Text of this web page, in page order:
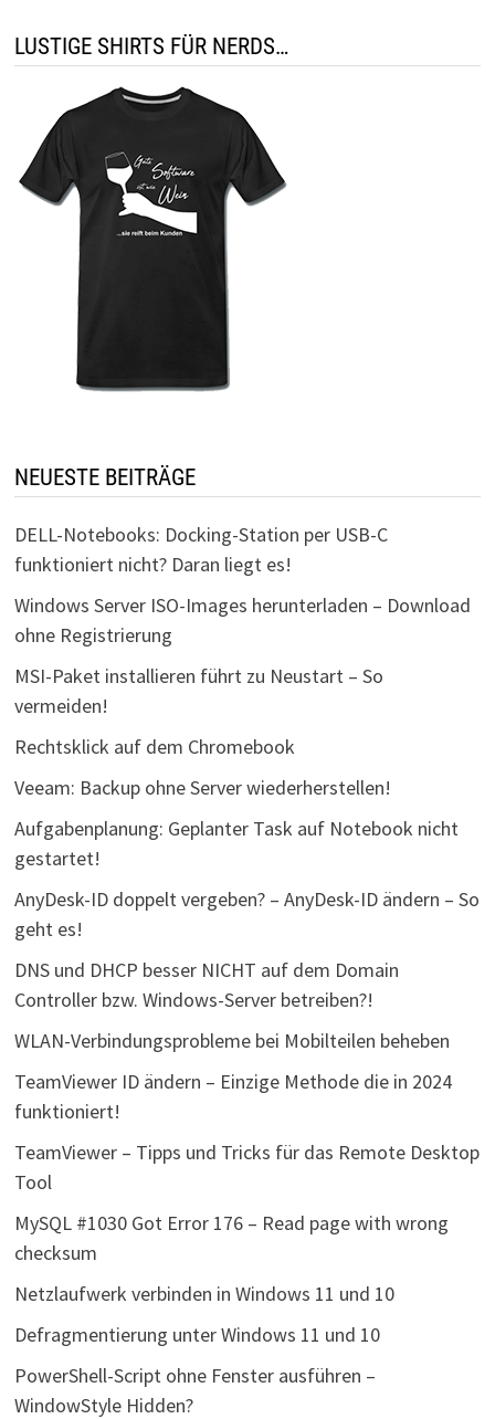
LUSTIGE SHIRTS FÜR NERDS…
NEUESTE BEITRÄGE
DELL-Notebooks: Docking-Station per USB-C
funktioniert nicht? Daran liegt es!
Windows Server ISO-Images herunterladen – Download
ohne Registrierung
MSI-Paket installieren führt zu Neustart – So
vermeiden!
Rechtsklick auf dem Chromebook
Veeam: Backup ohne Server wiederherstellen!
Aufgabenplanung: Geplanter Task auf Notebook nicht
gestartet!
AnyDesk-ID doppelt vergeben? – AnyDesk-ID ändern – So
geht es!
DNS und DHCP besser NICHT auf dem Domain
Controller bzw. Windows-Server betreiben?!
WLAN-Verbindungsprobleme bei Mobilteilen beheben
TeamViewer ID ändern – Einzige Methode die in 2024
funktioniert!
TeamViewer – Tipps und Tricks für das Remote Desktop
Tool
MySQL #1030 Got Error 176 – Read page with wrong
checksum
Netzlaufwerk verbinden in Windows 11 und 10
Defragmentierung unter Windows 11 und 10
PowerShell-Script ohne Fenster ausführen –
WindowStyle Hidden?